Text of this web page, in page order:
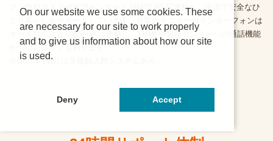
ク・防犯カメラが管理センターと24時間365日連動し、快適で安全なひ
とり暮らしをサポートしています。居室のモニター付インターフォンは
オートロックと宅配BOXに連動し、110番や管理センターへの通話機能
がついたタイプもあります。
※UMSS-FEには非接触入館システムあり。
On our website we use some cookies. These
are necessary for our site to work properly
and to give us information about how our site
is used.
Deny Accept